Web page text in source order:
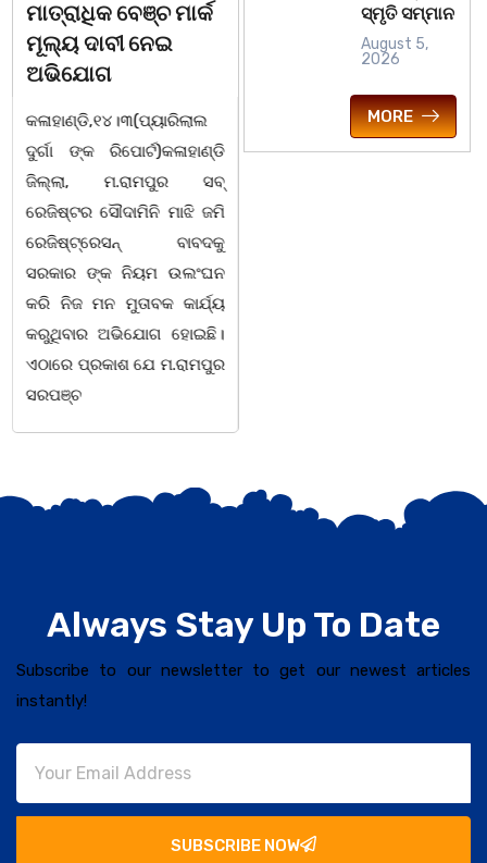
କଳାହାଣ୍ଡି,୧୪|୩(ପ୍ୟାରିଲାଲ
ଦୁର୍ଗା ଙ୍କ ରିପୋର୍ଟ):ବେଆଇନ
କରି ବ୍ୟବସାୟ ଚାଲୁଥିବା
ସମ୍ପର୍କରେ କୌଣସି ସୂତ୍ରରୁ
ସୂଚନା ପାଇ କଳାହାଣ୍ଡି ଉତ୍ତର
ବନଖଣ୍ଡ ଅଧୀନ କେଗାଁ ରେଞ୍ଜର
ବନ କର୍ମଚାରୀ ମାନେ ଗରଗାବ
ସେକ୍ସନ ଅଧୀନ କାନ୍ଦୁଲଝର
ଭୁବନେଶ୍ୱର, 08/03/ 26:
ସାମାଜିକ ଅନୁଷ୍ଠାନ "ସଶକ୍ତ
ସିଆରପି ସ୍ଥିତ କାର୍ଯ୍ୟାଳୟ
ଠାରେ "ବିଶ୍ୱ ମହିଳା ଦିବସ
ସ୍ମୃତି ସମ୍ମାନ
August 5,
2026
MORE
Always Stay Up To Date
Subscribe to our newsletter to get our newest articles
instantly!
SUBSCRIBE NOW